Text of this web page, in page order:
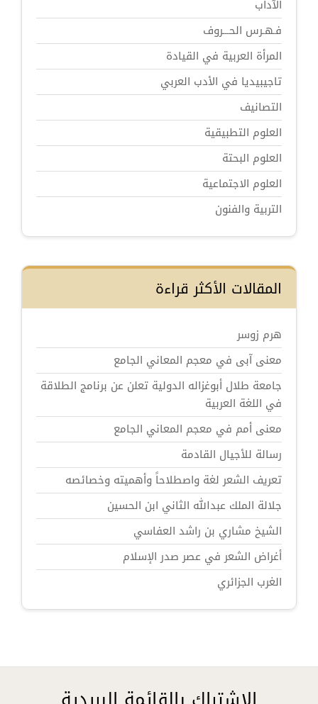
الآداب
فـهـرس الحـــروف
المرأة العربية في القيادة
تاجيبيديا في الأدب العربي
التصانيف
العلوم التطبيقية
العلوم البحتة
العلوم الاجتماعية
التربية والفنون
المقالات الأكثر قراءة
هرم زوسر
معنى آبى في معجم المعاني الجامع
جامعة طلال أبوغزاله الدولية تعلن عن برنامج الطلاقة
في اللغة العربية
معنى أمم في معجم المعاني الجامع
رسالة للأجيال القادمة
تعريف الشعر لغة واصطلاحاً وأهميته وخصائصه
جلالة الملك عبدالله الثاني ابن الحسين
الشيخ مشاري بن راشد العفاسي
أغراض الشعر في عصر صدر الإسلام
الغرب الجزائري